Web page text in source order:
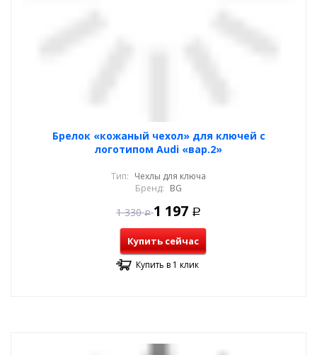
Брелок «кожаный чехол» для ключей с
логотипом Audi «вар.2»
Тип: Чехлы для ключа
Бренд: BG
1 330 Р 1 197 Р
Купить сейчас
Купить в 1 клик